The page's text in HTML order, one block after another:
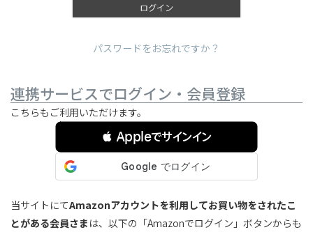
ログイン
パスワードをお忘れですか？
連携サービスでログイン・会員登録
こちらもご利用いただけます。
 Appleでサインイン
当サイトにてAmazonアカウントを利用してお買い物をされたこ
とがある会員さま は、以下の「Amazonでログイン」ボタンからも